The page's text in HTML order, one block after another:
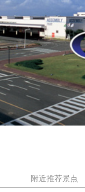
附近推荐景点